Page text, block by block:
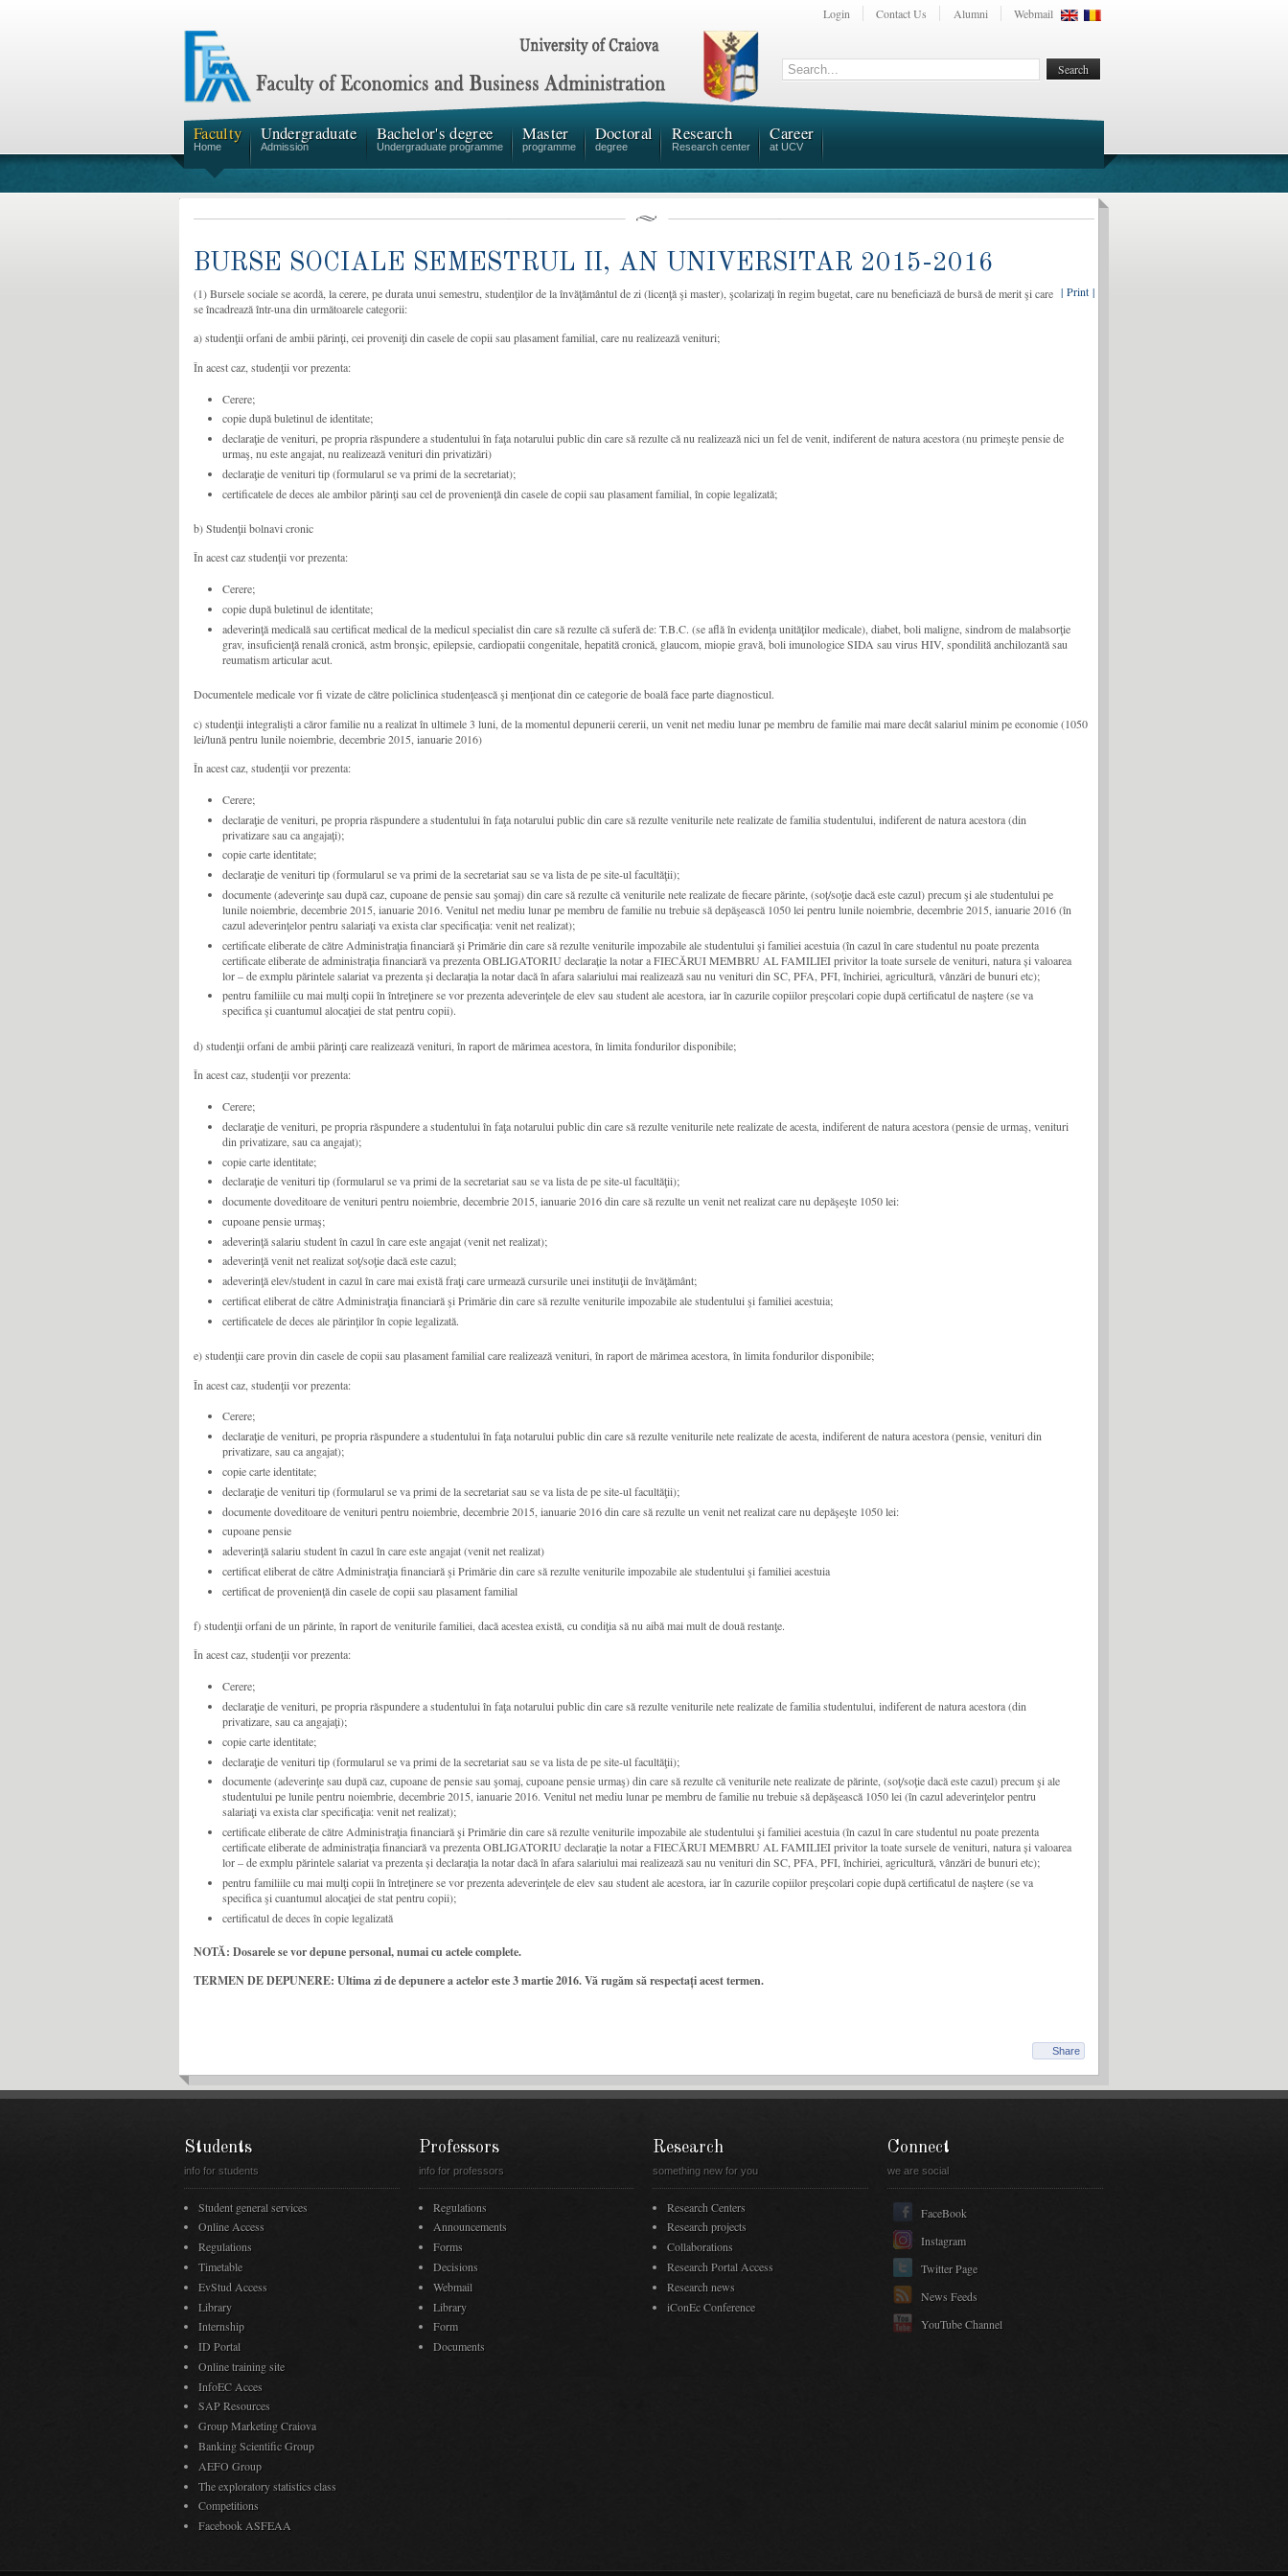
Login Contact Us Alumni Webmail
Faculty
Home
Undergraduate
Admission
Bachelor's degree
Undergraduate programme
Master
programme
Doctoral
degree
Research
Research center
Career
at UCV
BURSE SOCIALE SEMESTRUL II, AN UNIVERSITAR 2015-2016
| Print |
(1) Bursele sociale se acordă, la cerere, pe durata unui semestru, studenţilor de la învăţământul de zi (licenţă şi master), şcolarizaţi în regim bugetat, care nu beneficiază de bursă de merit şi care
se încadrează într-una din următoarele categorii:
a) studenţii orfani de ambii părinţi, cei proveniţi din casele de copii sau plasament familial, care nu realizează venituri;
În acest caz, studenţii vor prezenta:
Cerere;
copie după buletinul de identitate;
declaraţie de venituri, pe propria răspundere a studentului în faţa notarului public din care să rezulte că nu realizează nici un fel de venit, indiferent de natura acestora (nu primeşte pensie de
urmaş, nu este angajat, nu realizează venituri din privatizări)
declaraţie de venituri tip (formularul se va primi de la secretariat);
certificatele de deces ale ambilor părinţi sau cel de provenienţă din casele de copii sau plasament familial, în copie legalizată;
b) Studenţii bolnavi cronic
În acest caz studenţii vor prezenta:
Cerere;
copie după buletinul de identitate;
adeverinţă medicală sau certificat medical de la medicul specialist din care să rezulte că suferă de: T.B.C. (se află în evidenţa unităţilor medicale), diabet, boli maligne, sindrom de malabsorţie
grav, insuficienţă renală cronică, astm bronşic, epilepsie, cardiopatii congenitale, hepatită cronică, glaucom, miopie gravă, boli imunologice SIDA sau virus HIV, spondilită anchilozantă sau
reumatism articular acut.
Documentele medicale vor fi vizate de către policlinica studenţească şi menţionat din ce categorie de boală face parte diagnosticul.
c) studenţii integralişti a căror familie nu a realizat în ultimele 3 luni, de la momentul depunerii cererii, un venit net mediu lunar pe membru de familie mai mare decât salariul minim pe economie (1050
lei/lună pentru lunile noiembrie, decembrie 2015, ianuarie 2016)
În acest caz, studenţii vor prezenta:
Cerere;
declaraţie de venituri, pe propria răspundere a studentului în faţa notarului public din care să rezulte veniturile nete realizate de familia studentului, indiferent de natura acestora (din
privatizare sau ca angajaţi);
copie carte identitate;
declaraţie de venituri tip (formularul se va primi de la secretariat sau se va lista de pe site-ul facultăţii);
documente (adeverinţe sau după caz, cupoane de pensie sau şomaj) din care să rezulte că veniturile nete realizate de fiecare părinte, (soţ/soţie dacă este cazul) precum şi ale studentului pe
lunile noiembrie, decembrie 2015, ianuarie 2016. Venitul net mediu lunar pe membru de familie nu trebuie să depăşească 1050 lei pentru lunile noiembrie, decembrie 2015, ianuarie 2016 (în
cazul adeverinţelor pentru salariaţi va exista clar specificaţia: venit net realizat);
certificate eliberate de către Administraţia financiară şi Primărie din care să rezulte veniturile impozabile ale studentului şi familiei acestuia (în cazul în care studentul nu poate prezenta
certificate eliberate de administrația financiară va prezenta OBLIGATORIU declarație la notar a FIECĂRUI MEMBRU AL FAMILIEI privitor la toate sursele de venituri, natura și valoarea
lor – de exmplu părintele salariat va prezenta și declarația la notar dacă în afara salariului mai realizează sau nu venituri din SC, PFA, PFI, închiriei, agricultură, vânzări de bunuri etc);
pentru familiile cu mai mulţi copii în întreţinere se vor prezenta adeverinţele de elev sau student ale acestora, iar în cazurile copiilor preşcolari copie după certificatul de naştere (se va
specifica şi cuantumul alocaţiei de stat pentru copii).
d) studenţii orfani de ambii părinţi care realizează venituri, în raport de mărimea acestora, în limita fondurilor disponibile;
În acest caz, studenţii vor prezenta:
Cerere;
declaraţie de venituri, pe propria răspundere a studentului în faţa notarului public din care să rezulte veniturile nete realizate de acesta, indiferent de natura acestora (pensie de urmaş, venituri
din privatizare, sau ca angajat);
copie carte identitate;
declaraţie de venituri tip (formularul se va primi de la secretariat sau se va lista de pe site-ul facultăţii);
documente doveditoare de venituri pentru noiembrie, decembrie 2015, ianuarie 2016 din care să rezulte un venit net realizat care nu depăşeşte 1050 lei:
cupoane pensie urmaş;
adeverinţă salariu student în cazul în care este angajat (venit net realizat);
adeverinţă venit net realizat soţ/soţie dacă este cazul;
adeverinţă elev/student in cazul în care mai există fraţi care urmează cursurile unei instituţii de învăţământ;
certificat eliberat de către Administraţia financiară şi Primărie din care să rezulte veniturile impozabile ale studentului şi familiei acestuia;
certificatele de deces ale părinţilor în copie legalizată.
e) studenţii care provin din casele de copii sau plasament familial care realizează venituri, în raport de mărimea acestora, în limita fondurilor disponibile;
În acest caz, studenţii vor prezenta:
Cerere;
declaraţie de venituri, pe propria răspundere a studentului în faţa notarului public din care să rezulte veniturile nete realizate de acesta, indiferent de natura acestora (pensie, venituri din
privatizare, sau ca angajat);
copie carte identitate;
declaraţie de venituri tip (formularul se va primi de la secretariat sau se va lista de pe site-ul facultăţii);
documente doveditoare de venituri pentru noiembrie, decembrie 2015, ianuarie 2016 din care să rezulte un venit net realizat care nu depăşeşte 1050 lei:
cupoane pensie
adeverinţă salariu student în cazul în care este angajat (venit net realizat)
certificat eliberat de către Administraţia financiară şi Primărie din care să rezulte veniturile impozabile ale studentului şi familiei acestuia
certificat de provenienţă din casele de copii sau plasament familial
f) studenţii orfani de un părinte, în raport de veniturile familiei, dacă acestea există, cu condiţia să nu aibă mai mult de două restanţe.
În acest caz, studenţii vor prezenta:
Cerere;
declaraţie de venituri, pe propria răspundere a studentului în faţa notarului public din care să rezulte veniturile nete realizate de familia studentului, indiferent de natura acestora (din
privatizare, sau ca angajaţi);
copie carte identitate;
declaraţie de venituri tip (formularul se va primi de la secretariat sau se va lista de pe site-ul facultăţii);
documente (adeverinţe sau după caz, cupoane de pensie sau şomaj, cupoane pensie urmaş) din care să rezulte că veniturile nete realizate de părinte, (soţ/soţie dacă este cazul) precum şi ale
studentului pe lunile pentru noiembrie, decembrie 2015, ianuarie 2016. Venitul net mediu lunar pe membru de familie nu trebuie să depăşească 1050 lei (în cazul adeverinţelor pentru
salariaţi va exista clar specificaţia: venit net realizat);
certificate eliberate de către Administraţia financiară şi Primărie din care să rezulte veniturile impozabile ale studentului şi familiei acestuia (în cazul în care studentul nu poate prezenta
certificate eliberate de administrația financiară va prezenta OBLIGATORIU declarație la notar a FIECĂRUI MEMBRU AL FAMILIEI privitor la toate sursele de venituri, natura și valoarea
lor – de exmplu părintele salariat va prezenta și declarația la notar dacă în afara salariului mai realizează sau nu venituri din SC, PFA, PFI, închiriei, agricultură, vânzări de bunuri etc);
pentru familiile cu mai mulţi copii în întreţinere se vor prezenta adeverinţele de elev sau student ale acestora, iar în cazurile copiilor preşcolari copie după certificatul de naştere (se va
specifica şi cuantumul alocaţiei de stat pentru copii);
certificatul de deces în copie legalizată
NOTĂ: Dosarele se vor depune personal, numai cu actele complete.
TERMEN DE DEPUNERE: Ultima zi de depunere a actelor este 3 martie 2016. Vă rugăm să respectați acest termen.
Share
Students
info for students
Student general services
Online Access
Regulations
Timetable
EvStud Access
Library
Internship
ID Portal
Online training site
InfoEC Acces
SAP Resources
Group Marketing Craiova
Banking Scientific Group
AEFO Group
The exploratory statistics class
Competitions
Facebook ASFEAA
Professors
info for professors
Regulations
Announcements
Forms
Decisions
Webmail
Library
Form
Documents
Research
something new for you
Research Centers
Research projects
Collaborations
Research Portal Access
Research news
iConEc Conference
Connect
we are social
FaceBook
Instagram
Twitter Page
News Feeds
YouTube Channel